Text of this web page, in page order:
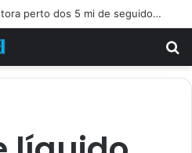
Vitória Souza: jovem pastora perto dos 5 mi de seguidores na web